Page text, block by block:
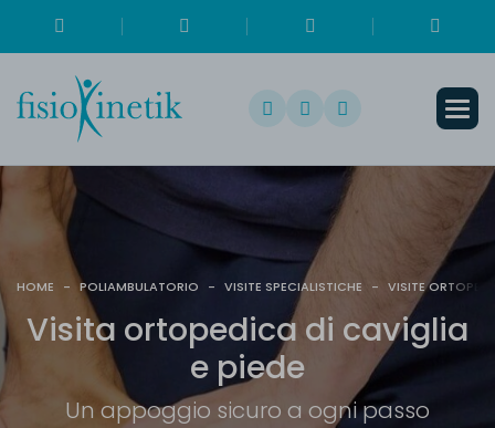
HOME - POLIAMBULATORIO - VISITE SPECIALISTICHE - VISITE
Visita ortopedica di caviglia
e piede
Un appoggio sicuro a ogni passo